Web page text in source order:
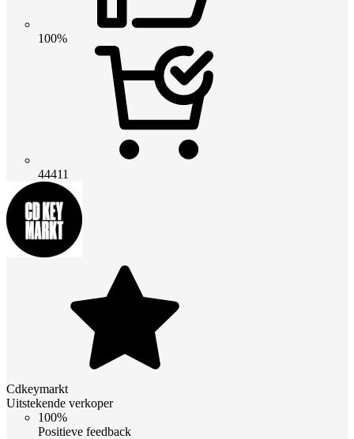
100%
44411
Cdkeymarkt
Uitstekende verkoper
100%
Positieve feedback